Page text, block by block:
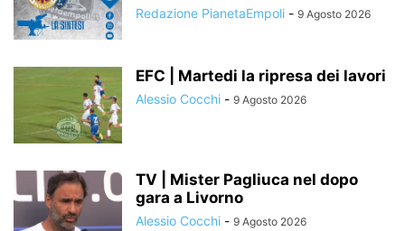
Redazione PianetaEmpoli - 9 Agosto 2026
EFC | Martedi la ripresa dei lavori
Alessio Cocchi - 9 Agosto 2026
TV | Mister Pagliuca nel dopo
gara a Livorno
Alessio Cocchi - 9 Agosto 2026